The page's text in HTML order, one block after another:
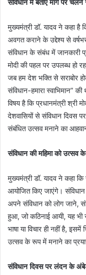
संविधान में बताए मार्ग पर
मुख्यमंत्री डॉ. यादव ने कहा है
अवगत कराने के उद्देश्य से
संविधान के संबंध में जानकारी
मोदी की पहल पर उपलब्ध हो
जब हम देश भक्ति से सराबोर
संविधान-हमारा स्वाभिमान”
विषय है कि प्रधानमंत्री श्री
देशवासियों से संविधान दिवस
संबंधित उत्सव मनाने का
संविधान की महिमा को उत्सव
मुख्यमंत्री डॉ. यादव ने कहा
आयोजित किए जाएंगे।
अपने संविधान को लोग जाने,
हुआ, जो कठिनाई आयी, यह भी
भाषा या विचार ही नहीं है,
उत्सव के रूप में मनाने का
संविधान दिवस पर लंदन के